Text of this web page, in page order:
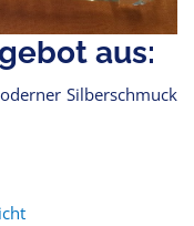
aus:
Silberschmuck